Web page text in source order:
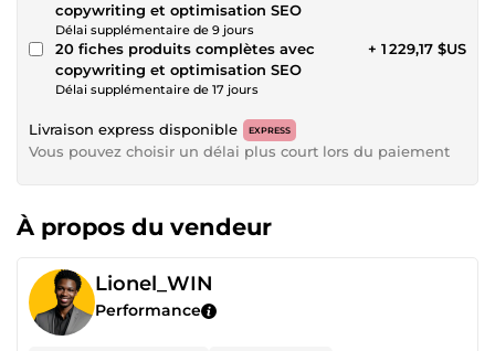
copywriting et optimisation SEO
Délai supplémentaire de 9 jours
20 fiches produits complètes avec
copywriting et optimisation SEO
Délai supplémentaire de 17 jours
+ 1 229,17 $US
Livraison express disponible EXPRESS
Vous pouvez choisir un délai plus court lors du paiement
À propos du vendeur
Lionel_WIN
Performance